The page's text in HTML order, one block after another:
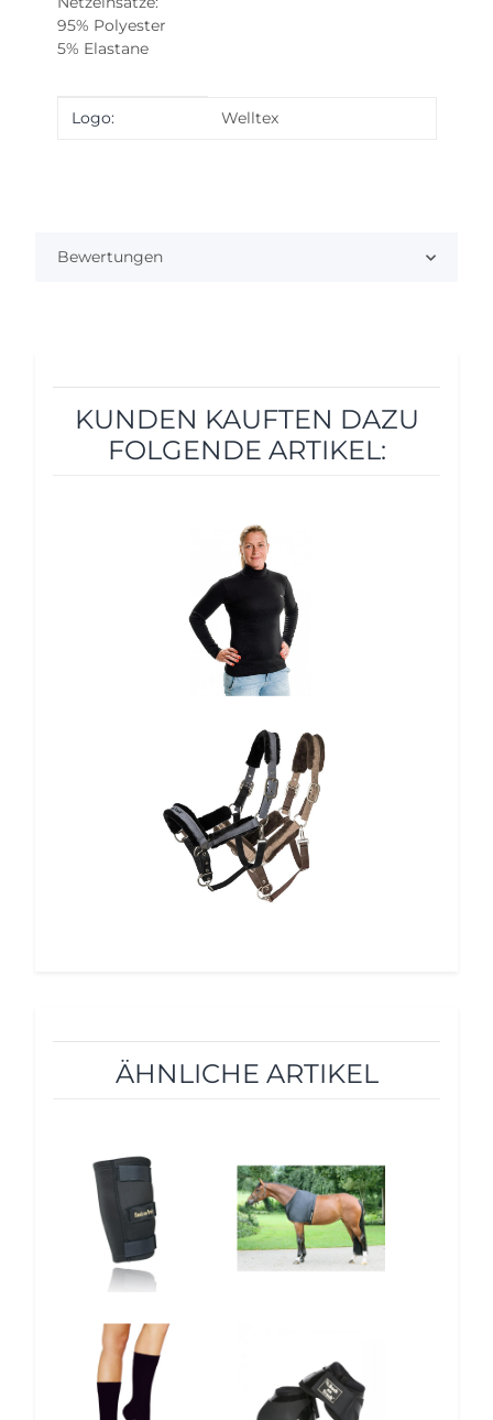
95% Polyester
5% Elastane
Produkteigenschaft
Wert
Logo: Welltex
Bewertungen
KUNDEN KAUFTEN DAZU
FOLGENDE ARTIKEL:
12%
10%
ÄHNLICHE ARTIKEL
10%
12%